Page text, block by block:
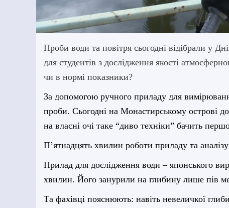
Проби води та повітря сьогодні відібрали у
для студентів з дослідження якості
чи в нормі показники?
За допомогою ручного приладу для
проби. Сьогодні на Монастирському острові
на власні очі таке “диво техніки” бачить
П’ятнадцять хвилин роботи приладу та
Прилад для дослідження води – японського
хвилин. Його занурили на глибину лише пів
Та фахівці пояснюють: навіть невеличкої